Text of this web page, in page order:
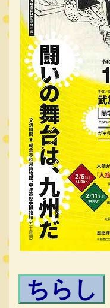
ちらし